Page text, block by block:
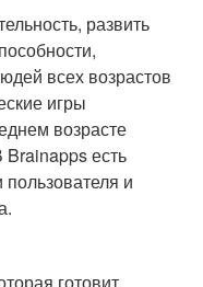
развить
всех возрастов
игры
возрасте
Brainapps есть
пользователя и